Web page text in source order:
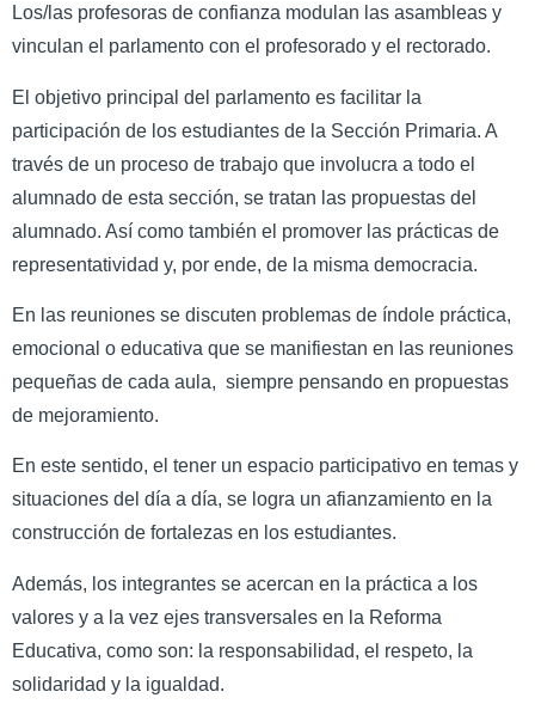
Los/las profesoras de confianza modulan las asambleas y
vinculan el parlamento con el profesorado y el rectorado.
El objetivo principal del parlamento es facilitar la
participación de los estudiantes de la Sección Primaria. A
través de un proceso de trabajo que involucra a todo el
alumnado de esta sección, se tratan las propuestas del
alumnado. Así como también el promover las prácticas de
representatividad y, por ende, de la misma democracia.
En las reuniones se discuten problemas de índole práctica,
emocional o educativa que se manifiestan en las reuniones
pequeñas de cada aula, siempre pensando en propuestas
de mejoramiento.
En este sentido, el tener un espacio participativo en temas y
situaciones del día a día, se logra un afianzamiento en la
construcción de fortalezas en los estudiantes.
Además, los integrantes se acercan en la práctica a los
valores y a la vez ejes transversales en la Reforma
Educativa, como son: la responsabilidad, el respeto, la
solidaridad y la igualdad.